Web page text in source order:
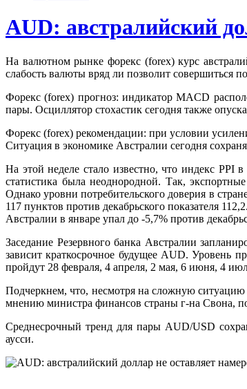
AUD: австралийский
На валютном рынке форекс (forex) курс
слабость валюты вряд ли позволит совершиться
Форекс (forex) прогноз: индикатор MACD
пары. Осциллятор стохастик сегодня также
Форекс (forex) рекомендации: при условии
Ситуация в экономике Австралии сегодня
На этой неделе стало известно, что индекс PPI
статистика была неоднородной. Так,
Однако уровни потребительского доверия в
117 пунктов против декабрьского показателя
Австралии в январе упал до -5,7% против
Заседание Резервного банка Австралии
зависит краткосрочное будущее AUD. Уровень
пройдут 28 февраля, 4 апреля, 2 мая, 6 июня, 4
Подчеркнем, что, несмотря на сложную ситуацию
мнению министра финансов страны г-на Свона,
Среднесрочный тренд для пары AUD/USD
аусси.